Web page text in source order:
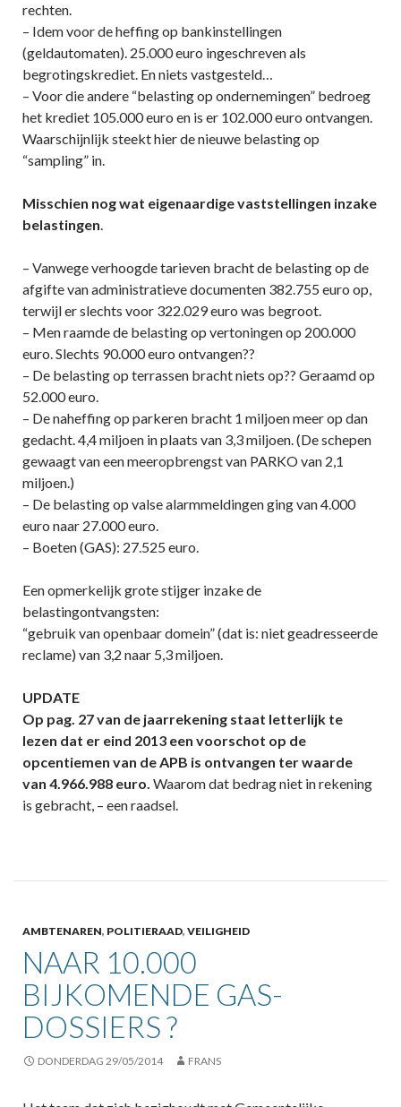
rechten.
– Idem voor de heffing op bankinstellingen
(geldautomaten). 25.000 euro ingeschreven als
begrotingskrediet. En niets vastgesteld…
– Voor die andere “belasting op ondernemingen” bedroeg
het krediet 105.000 euro en is er 102.000 euro ontvangen.
Waarschijnlijk steekt hier de nieuwe belasting op
“sampling” in.
Misschien nog wat eigenaardige vaststellingen inzake
belastingen.
– Vanwege verhoogde tarieven bracht de belasting op de
afgifte van administratieve documenten 382.755 euro op,
terwijl er slechts voor 322.029 euro was begroot.
– Men raamde de belasting op vertoningen op 200.000
euro. Slechts 90.000 euro ontvangen??
– De belasting op terrassen bracht niets op?? Geraamd op
52.000 euro.
– De naheffing op parkeren bracht 1 miljoen meer op dan
gedacht. 4,4 miljoen in plaats van 3,3 miljoen. (De schepen
gewaagt van een meeropbrengst van PARKO van 2,1
miljoen.)
– De belasting op valse alarmmeldingen ging van 4.000
euro naar 27.000 euro.
– Boeten (GAS): 27.525 euro.
Een opmerkelijk grote stijger inzake de
belastingontvangsten:
“gebruik van openbaar domein” (dat is: niet geadresseerde
reclame) van 3,2 naar 5,3 miljoen.
UPDATE
Op pag. 27 van de jaarrekening staat letterlijk te
lezen dat er eind 2013 een voorschot op de
opcentiemen van de APB is ontvangen ter waarde
van 4.966.988 euro. Waarom dat bedrag niet in rekening
is gebracht, – een raadsel.
AMBTENAREN, POLITIERAAD, VEILIGHEID
NAAR 10.000
BIJKOMENDE GAS-
DOSSIERS ?
DONDERDAG 29/05/2014 FRANS